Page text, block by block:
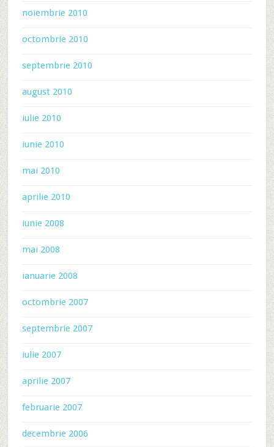
noiembrie 2010
octombrie 2010
septembrie 2010
august 2010
iulie 2010
iunie 2010
mai 2010
aprilie 2010
iunie 2008
mai 2008
ianuarie 2008
octombrie 2007
septembrie 2007
iulie 2007
aprilie 2007
februarie 2007
decembrie 2006